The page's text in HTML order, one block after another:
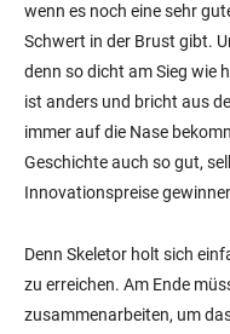
wenn es noch eine sehr
Schwert in der Brust gibt.
denn so dicht am Sieg wie
ist anders und bricht aus
immer auf die Nase
Geschichte auch so gut,
Innovationspreise
Denn Skeletor holt sich
zu erreichen. Am Ende
zusammenarbeiten, um